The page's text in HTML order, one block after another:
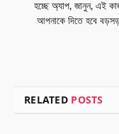
হচ্ছে অ্যাপ, জানুন, এই
আপনাকে দিতে হবে বড়সড়
RELATED POSTS